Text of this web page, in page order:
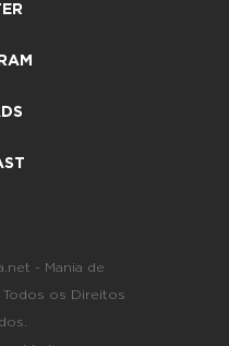
- Mania de
Todos os Direitos